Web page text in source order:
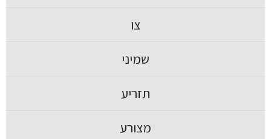
צו
שמיני
תזריע
מצורע